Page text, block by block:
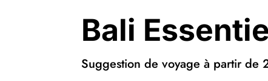
Bali
Suggestion de voyage à partir